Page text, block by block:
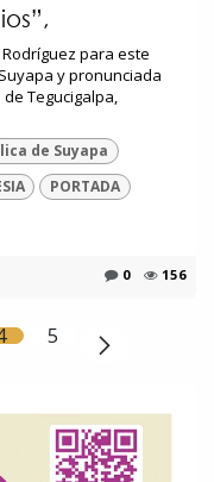
para este
y pronunciada
Tegucigalpa,
de Suyapa
PORTADA
0 156
5